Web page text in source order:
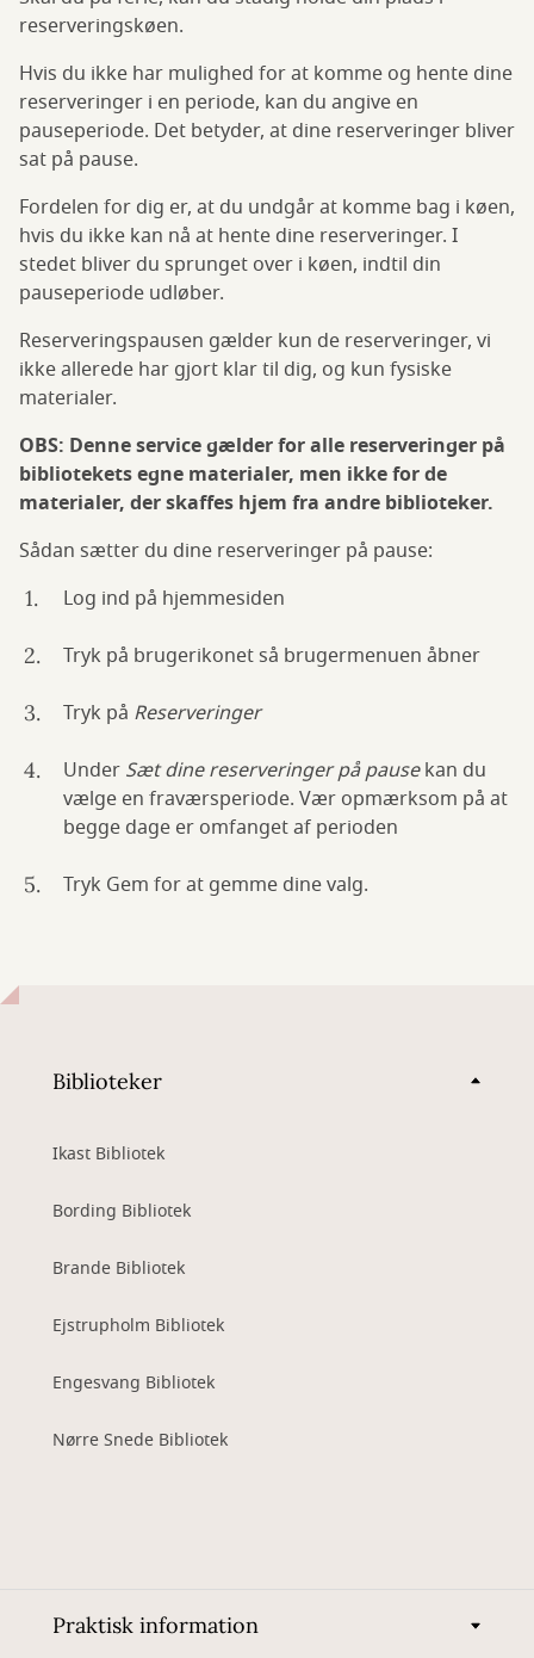
reserveringskøen.
Hvis du ikke har mulighed for at komme og hente dine
reserveringer i en periode, kan du angive en
pauseperiode. Det betyder, at dine reserveringer bliver
sat på pause.
Fordelen for dig er, at du undgår at komme bag i køen,
hvis du ikke kan nå at hente dine reserveringer. I
stedet bliver du sprunget over i køen, indtil din
pauseperiode udløber.
Reserveringspausen gælder kun de reserveringer, vi
ikke allerede har gjort klar til dig, og kun fysiske
materialer.
OBS: Denne service gælder for alle reserveringer på
bibliotekets egne materialer, men ikke for de
materialer, der skaffes hjem fra andre biblioteker.
Sådan sætter du dine reserveringer på pause:
Log ind på hjemmesiden
Tryk på brugerikonet så brugermenuen åbner
Tryk på Reserveringer
Under Sæt dine reserveringer på pausekan du
vælge en fraværsperiode. Vær opmærksom på at
begge dage er omfanget af perioden
Tryk Gem for at gemme dine valg.
Biblioteker
Ikast Bibliotek
Bording Bibliotek
Brande Bibliotek
Ejstrupholm Bibliotek
Engesvang Bibliotek
Nørre Snede Bibliotek
Praktisk information